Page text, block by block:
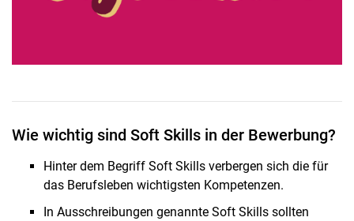
Wie wichtig sind Soft Skills in der Bewerbung?
Hinter dem Begriff Soft Skills verbergen sich die für
das Berufsleben wichtigsten Kompetenzen.
In Ausschreibungen genannte Soft Skills sollten